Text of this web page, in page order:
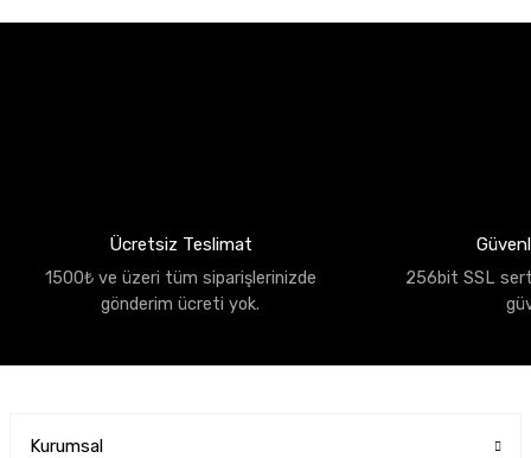
Ücretsiz Teslimat
1500₺ ve üzeri tüm siparişlerinizde
gönderim ücreti yok.
256bit SSL
Kurumsal